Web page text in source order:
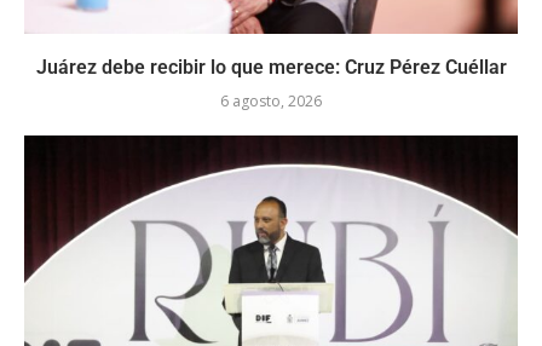
Juárez debe recibir lo que merece: Cruz Pérez Cuéllar
6 agosto, 2026